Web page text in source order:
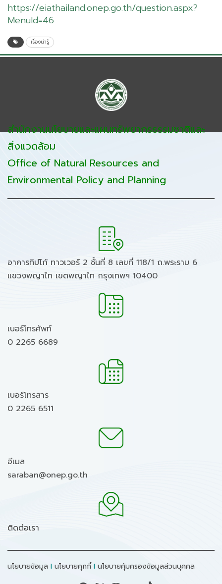
https://eiathailand.onep.go.th/question.aspx?
MenuId=46
เรื่องน่ารู้
สำนักงานนโยบายและแผนทรัพยากรธรรมชาติและ
สิ่งแวดล้อม
Office of Natural Resources and
Environmental Policy and Planning
อาคารทิปโก้ ทาวเวอร์ 2 ชั้นที่ 8 เลขที่ 118/1 ถ.พระราม 6
แขวงพญาไท เขตพญาไท กรุงเทพฯ 10400
เบอร์โทรศัพท์
0 2265 6689
เบอร์โทรสาร
0 2265 6511
อีเมล
saraban@onep.go.th
ติดต่อเรา
นโยบายข้อมูล I นโยบายคุกกี้I นโยบายคุ้มครองข้อมูลส่วนบุคคล